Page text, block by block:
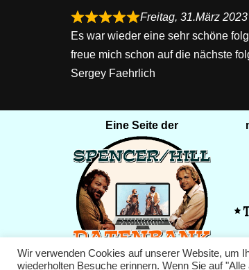
Freitag, 31.März 2023
Es war wieder eine sehr schöne
freue mich schon auf die nächste
Sergey Faehrlich
Eine Seite der
Wir verwenden Cookies auf unserer Website, um
wiederholten Besuche erinnern. Wenn Sie auf